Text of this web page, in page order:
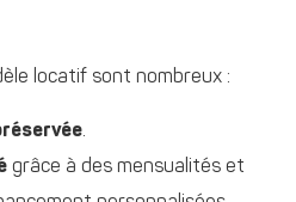
locatif sont nombreux :
.
grâce à des mensualités et